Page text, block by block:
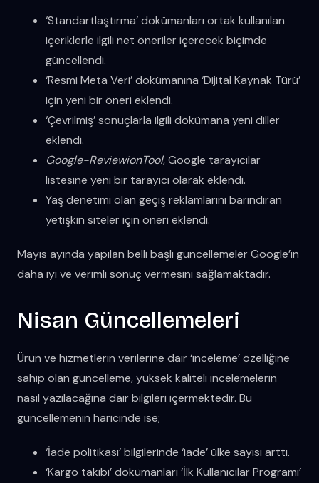
‘Standartlaştırma’ dokümanları ortak kullanılan
içeriklerle ilgili net öneriler içerecek biçimde
güncellendi.
‘Resmi Meta Veri’ dokümanına ‘Dijital Kaynak Türü’
için yeni bir öneri eklendi.
‘Çevrilmiş’ sonuçlarla ilgili dokümana yeni diller
eklendi.
Google-ReviewionTool, Google tarayıcılar
listesine yeni bir tarayıcı olarak eklendi.
Yaş denetimi olan geçiş reklamlarını barındıran
yetişkin siteler için öneri eklendi.
Mayıs ayında yapılan belli başlı güncellemeler Google’ın
daha iyi ve verimli sonuç vermesini sağlamaktadır.
Nisan Güncellemeleri
Ürün ve hizmetlerin verilerine dair ‘inceleme’ özelliğine
sahip olan güncelleme, yüksek kaliteli incelemelerin
nasıl yazılacağına dair bilgileri içermektedir. Bu
güncellemenin haricinde ise;
‘İade politikası’ bilgilerinde ‘iade’ ülke sayısı arttı.
‘Kargo takibi’ dokümanları ‘İlk Kullanıcılar Programı’